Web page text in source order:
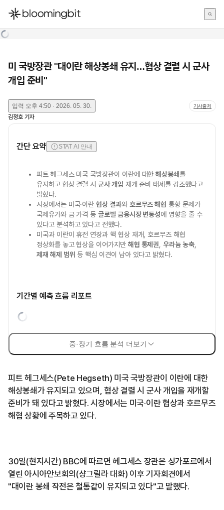
한국어
미 국방장관 "대이란 해상봉쇄 유지…협상 결렬 시 군사
개입 준비"
입력 오후 4:50 · 2026. 05. 30. 기사출처
김정호 기자
간단 요약 STAT AI 안내
피트 헤그세스 미국 국방장관이 이란에 대한해상봉쇄를
유지하고 협상 결렬 시군사 개입 재개 준비 태세를 강조했다고
밝혔다.
시장에서는 미국·이란협상 결과와 호르무즈 해협 통항 문제가
국제유가와 금 가격 등글로벌 금융시장 변동성에 영향을 줄 수
있다고 분석하고 있다고 전했다.
미국과 이란이 휴전 연장과 핵 협상 재개, 호르무즈 해협
정상화를 놓고 협상을 이어가지만 해협 통제권 ,우라늄 농축,
제재 해제 범위 등 핵심 이견이 남아 있다고 밝혔다.
기간별 예측 흐름 리포트
중·장기 흐름 분석 더보기
피트 헤그세스(Pete Hegseth) 미국 국방장관이 이란에 대한
해상봉쇄가 유지되고 있으며, 협상 결렬 시 군사 개입을 재개할
준비가 돼 있다고 밝혔다. 시장에서는 미국·이란 협상과 호르무즈
해협 상황에 주목하고 있다.
30일(현지시간) BBC에 따르면 헤그세스 장관은 싱가포르에서
열린 아시아안보회의(샹그릴라 대화) 이후 기자회견에서
"대이란 봉쇄 작전은 철통같이 유지되고 있다"고 말했다.